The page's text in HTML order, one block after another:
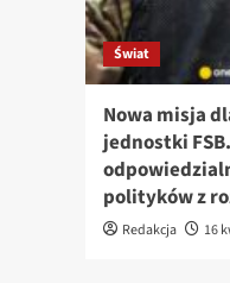
Świat
Nowa misja
jednostki
polityków z
Redakcja 16